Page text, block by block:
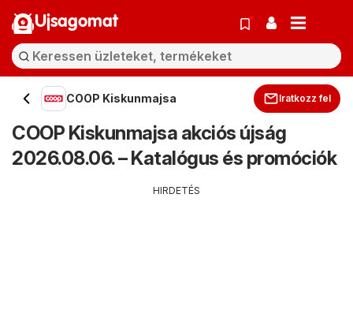
Ujsagomat
COOP Kiskunmajsa Iratkozz fel
COOP Kiskunmajsa akciós újság
2026.08.06. – Katalógus és promóciók
HIRDETÉS